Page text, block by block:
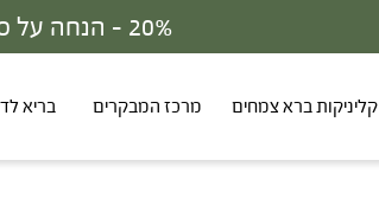
20% - הנחה על סדרת הפטריות ברכישת 2 מוצרים
קליניקות ברא צמחים מרכז המבקרים בריא